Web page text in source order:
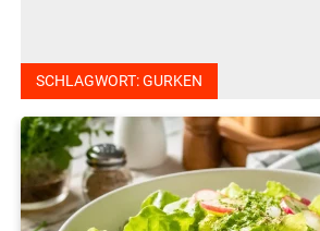
SCHLAGWORT:GURKEN